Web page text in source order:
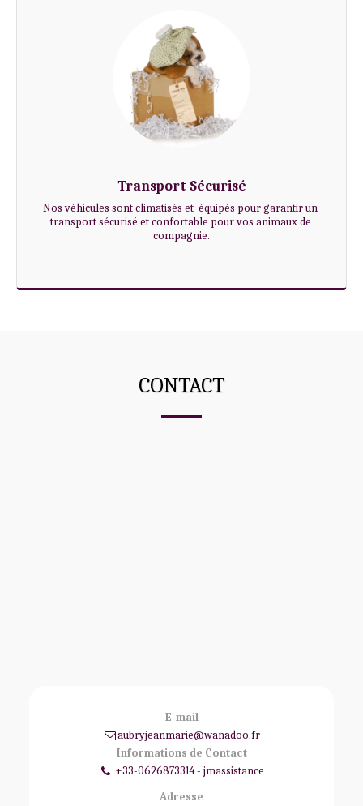
Transport Sécurisé
Nos véhicules sont climatisés et  équipés pour garantir un
transport sécurisé et confortable pour vos animaux de
compagnie.
CONTACT
E-mail
aubryjeanmarie@wanadoo.fr
Informations de Contact
+33-0626873314- jmassistance
Adresse